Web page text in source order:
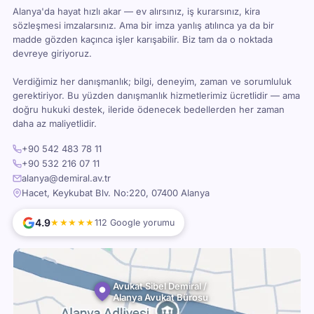
Alanya'da hayat hızlı akar — ev alırsınız, iş kurarsınız, kira
sözleşmesi imzalarsınız. Ama bir imza yanlış atılınca ya da bir
madde gözden kaçınca işler karışabilir. Biz tam da o noktada
devreye giriyoruz.
Verdiğimiz her danışmanlık; bilgi, deneyim, zaman ve sorumluluk
gerektiriyor. Bu yüzden danışmanlık hizmetlerimiz ücretlidir — ama
doğru hukuki destek, ileride ödenecek bedellerden her zaman
daha az maliyetlidir.
+90 542 483 78 11
+90 532 216 07 11
alanya@demiral.av.tr
Hacet, Keykubat Blv. No:220, 07400 Alanya
4.9★★★★★112 Google yorumu
Avukat Sibel Demiral /
Alanya Avukat Bürosu